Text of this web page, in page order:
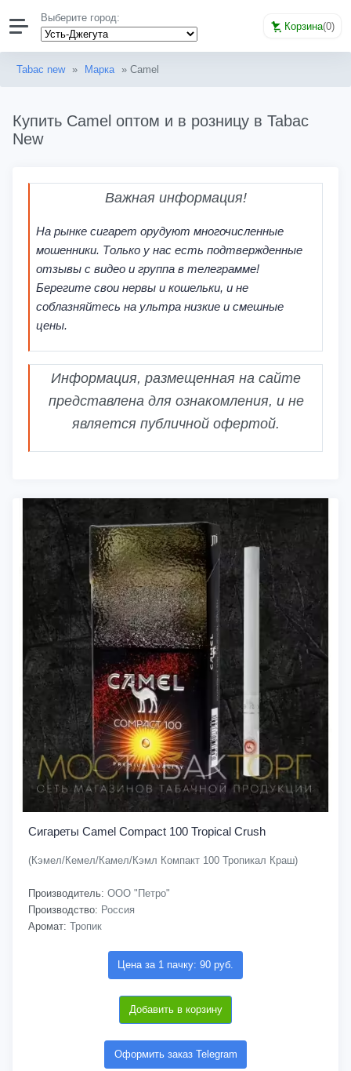
Выберите город:
Корзина(0)
Tabac new » Марка » Camel
Купить Camel оптом и в розницу в Tabac
New
Важная информация!
На рынке сигарет орудуют многочисленные
мошенники. Только у нас есть подтвержденные
отзывы с видео и группа в телеграмме!
Берегите свои нервы и кошельки, и не
соблазняйтесь на ультра низкие и смешные
цены.
Информация, размещенная на сайте
представлена для ознакомления, и не
является публичной офертой.
Сигареты Camel Compact 100 Tropical Crush
(Кэмел/Кемел/Камел/Кэмл Компакт 100 Тропикал Краш)
Производитель: ООО "Петро"
Производство: Россия
Аромат: Тропик
Цена за 1 пачку: 90 руб.
Добавить в корзину
Оформить заказ Telegram